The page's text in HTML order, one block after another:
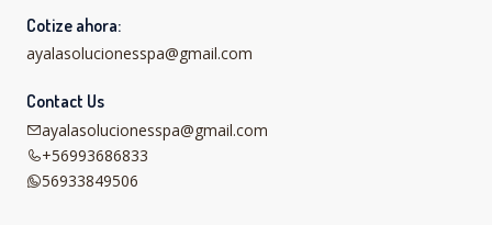
Cotize ahora:
ayalasolucionesspa@gmail.com
Contact Us
ayalasolucionesspa@gmail.com
+56993686833
56933849506